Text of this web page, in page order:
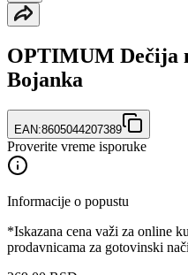
OPTIMUM Dečija
Bojanka
EAN:8605044207389
Proverite vreme isporuke
Informacije o popustu
*Iskazana cena važi za online
prodavnicama za gotovinski